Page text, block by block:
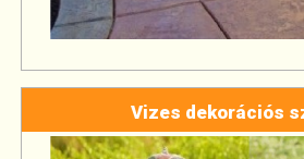
Vizes dekorációs